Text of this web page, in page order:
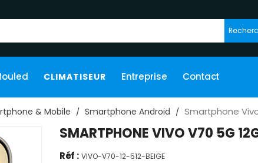
CLIMATISEUR Entreprise Contact
& Mobile Smartphone Android Smartphone
SMARTPHONE VIVO V70 5G
Réf : VIVO-V70-12-512-BEIGE